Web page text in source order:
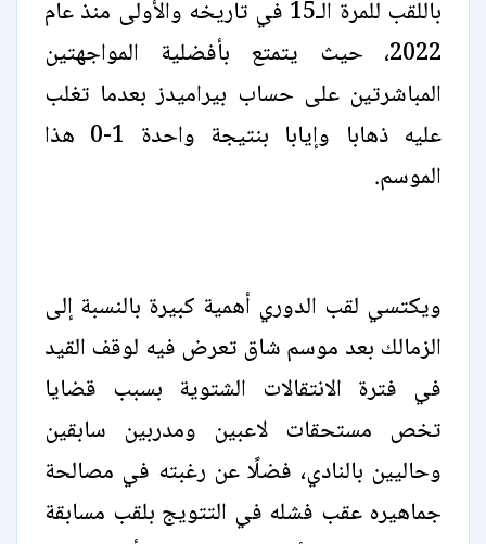
باللقب للمرة الـ15 في تاريخه والأولى منذ عام
2022، حيث يتمتع بأفضلية المواجهتين
المباشرتين على حساب بيراميدز بعدما تغلب
عليه ذهابا وإيابا بنتيجة واحدة 1-0 هذا
الموسم.
ويكتسي لقب الدوري أهمية كبيرة بالنسبة إلى
الزمالك بعد موسم شاق تعرض فيه لوقف القيد
في فترة الانتقالات الشتوية بسبب قضايا
تخص مستحقات لاعبين ومدربين سابقين
وحاليين بالنادي، فضلًا عن رغبته في مصالحة
جماهيره عقب فشله في التتويج بلقب مسابقة